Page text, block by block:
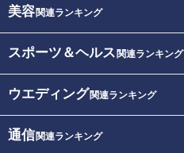
美容関連ランキング
スポーツ＆ヘルス 関連ランキング
ウエディング関連ランキング
通信関連ランキング